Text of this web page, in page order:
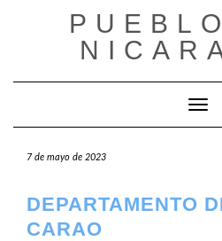
7 de mayo de 2023
DEPARTAMENTO
CARAO